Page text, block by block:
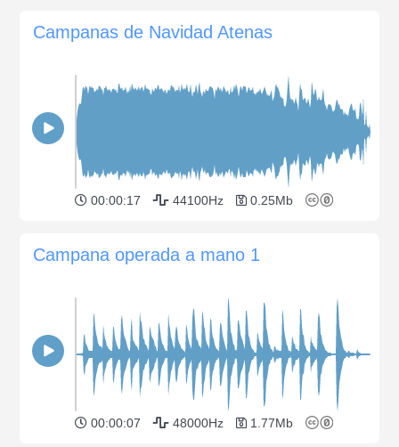
Campanas de Navidad Atenas
00:00:17 44100Hz 0.25Mb
Campana operada a mano 1
00:00:07 48000Hz 1.77Mb